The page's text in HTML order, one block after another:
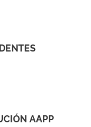
AAPP